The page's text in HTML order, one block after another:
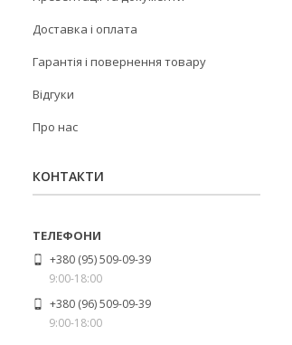
Доставка і оплата
Гарантія і повернення товару
Відгуки
Про нас
КОНТАКТИ
+380 (95) 509-09-39
9:00-18:00
+380 (96) 509-09-39
9:00-18:00